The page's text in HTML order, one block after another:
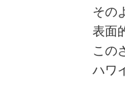
その
表面
この
ハワ